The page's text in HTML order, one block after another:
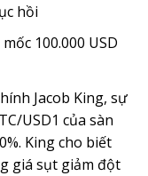
hồi
100.000 USD
Jacob King, sự
USD1 của sàn
King cho biết
giá sụt giảm đột